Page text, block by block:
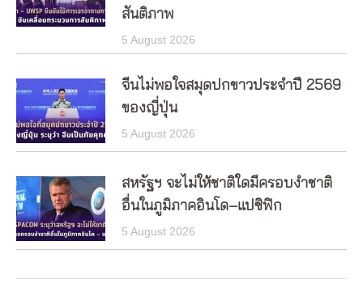
สันติภาพ
5 August 2026
จีนไม่พอใจสมุดปกขาวประจำปี 2569
ของญี่ปุ่น
5 August 2026
สหรัฐฯ จะไม่ให้ชาติใดมีครอบงำชาติ
อื่นในภูมิภาคอินโด–แปซิฟิก
5 August 2026